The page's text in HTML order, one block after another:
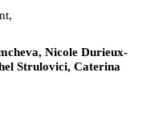
Nicole Durieux-
Strulovici, Caterina